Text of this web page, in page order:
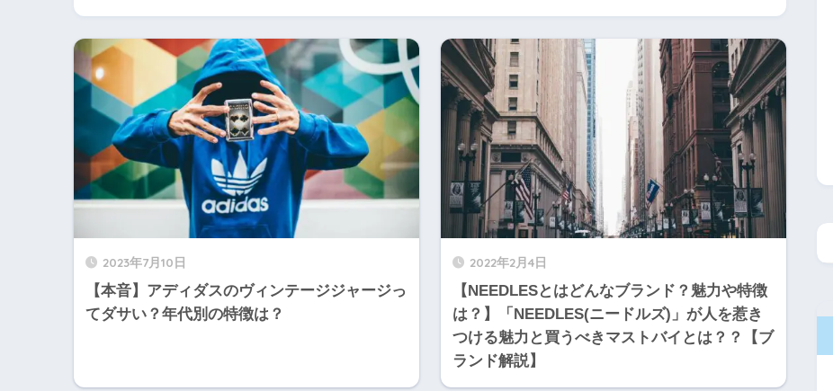
2023年7月10日
【本音】アディダスのヴィンテージジャージっ
てダサい？年代別の特徴は？
2022年2月4日
【NEEDLESとはどんなブランド？魅力や特徴
は？】「NEEDLES(ニードルズ)」が人を惹き
つける魅力と買うべきマストバイとは？？【ブ
ランド解説】